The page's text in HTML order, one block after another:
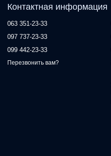
Контактная информация
063 351-23-33
097 737-23-33
099 442-23-33
Перезвонить вам?